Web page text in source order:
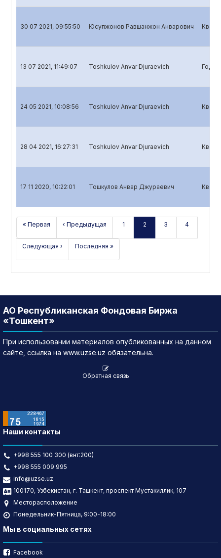
30 07 2021, 09:55:50 Юсупжонов Равшанжон Анварович
13 07 2021, 11:49:07 Toshkulov Anvar Djuraevich
24 05 2021, 10:08:56 Toshkulov Anvar Djuraevich
28 04 2021, 16:27:31 Toshkulov Anvar Djuraevich
17 11 2020, 10:22:01 Тошкулов Анвар Джураевич
« Первая ‹ Предыдущая 1 2 3 4
Следующая › Последняя »
АО Республиканская Фондовая Биржа
«Тошкент»
При использовании материалов опубликованных на данном
сайте, ссылка на www.uzse.uz обязательна.
Обратная связь
Наши контакты
+998 555 100 300 (внт:200)
+998 555 009 995
info@uzse.uz
100170, Узбекистан, г. Ташкент, проспект Мустакиллик, 107
Месторасположение
Понедельник-Пятница, 9:00-18:00
Мы в социальных сетях
Facebook